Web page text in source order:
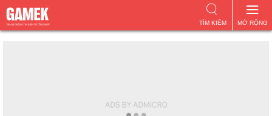
MỞ RỘNG
TÌM KIẾM